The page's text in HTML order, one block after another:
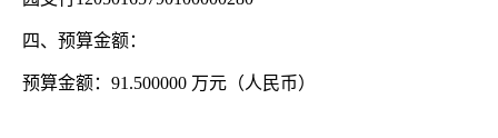
四、预算金额：
预算金额： 91.500000 万元（人民币）